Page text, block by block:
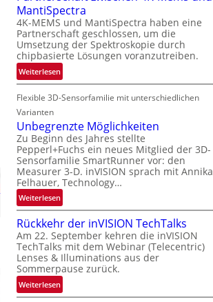
e
i
n
L
u
f
t
-
u
n
d
R
a
u
m
f
h
r
t
t
e
c
M
E
A
-
R
e
g
MantiSpectra
4K-MEMS und MantiSpectra haben eine
Partnerschaft geschlossen, um die
Umsetzung der Spektroskopie durch
chipbasierte Lösungen voranzutreiben.
Weiterlesen:
P
a
t
n
e
r
c
h
f
t
z
w
i
s
Flexible 3D-Sensorfamilie mit unterschiedlichen
Varianten
Unbegrenzte Möglichkeiten
Zu Beginn des Jahres stellte
Pepperl+Fuchs ein neues Mitglied der 3D-
Sensorfamilie SmartRunner vor: den
Measurer 3-D. inVISION sprach mit Annika
Felhauer, Technology…
Weiterlesen:
U
n
b
e
g
r
e
Rückkehr der inVISION TechTalks
Am 22. September kehren die inVISION
TechTalks mit dem Webinar (Telecentric)
Lenses & Illuminations aus der
Sommerpause zurück.
Weiterlesen:
R